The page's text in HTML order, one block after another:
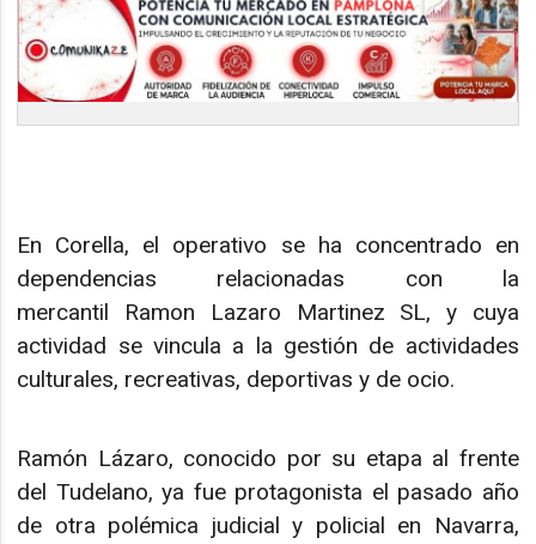
En Corella, el operativo se ha concentrado en
dependencias relacionadas con la
mercantil Ramon Lazaro Martinez SL, y cuya
actividad se vincula a la gestión de actividades
culturales, recreativas, deportivas y de ocio.
Ramón Lázaro, conocido por su etapa al frente
del Tudelano, ya fue protagonista el pasado año
de otra polémica judicial y policial en Navarra,